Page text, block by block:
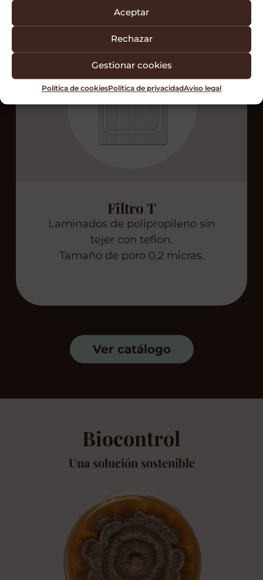
Aceptar
Rechazar
Gestionar cookies
Política de cookiesPolítica de privacidadAviso legal
Filtro T
Laminados de polipropileno sin
tejer con teflon.
Tamaño de poro 0,2 micras.
Ver catálogo
Biocontrol
Una solución sostenible